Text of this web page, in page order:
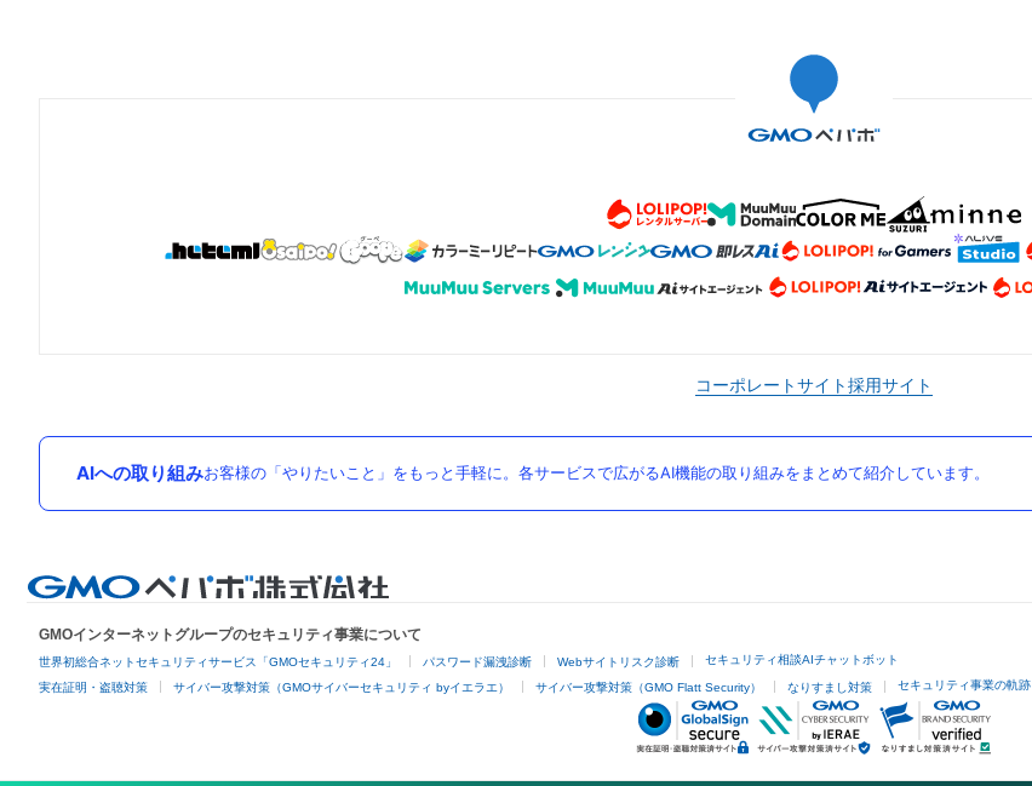
コーポレートサイト採用サイト
AIへの取り組みお客様の「やりたいこと」をもっと手軽に。各サービスで広がるAI機能の取り組みをまとめて紹介しています。
GMOインターネットグループのセキュリティ事業について
世界初総合ネットセキュリティサービス「GMOセキュリティ24」 パスワード漏洩診断 Webサイトリスク診断 セキュリティ相談AIチャットボット
実在証明・盗聴対策 サイバー攻撃対策（GMOサイバーセキュリティ byイエラエ） サイバー攻撃対策（GMO Flatt Security） なりすまし対策 セキュリティ事業の軌跡